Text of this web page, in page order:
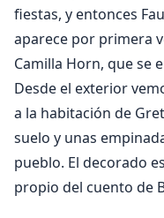
fiestas, y entonces
aparece por primera
Camilla Horn, que se
Desde el exterior
a la habitación de
suelo y unas
pueblo. El decorado
propio del cuento de